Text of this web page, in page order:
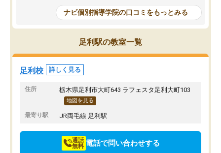
教室は少し狭い印象なので夜の時間帯
など生徒さんが多い時間帯は手狭では
ないかな？と感じます。
また駅前にあるのでアクセスは良いで
すが駐車場がないのでお迎えの際に近
隣のコインパーキングを利用または路
上駐車をするしかない点が少し不便で
方を丁寧に教えてくださ
が深まっていると感じま
熱心で、一人ひとりの苦
前より勉強に前向きに取
りたいと思える塾です。
ナビ個別指導学院の口コミをもっとみる
足利駅の教室一覧
足利校 詳しく見る
住所 栃木県足利市大町643 ラフェスタ足利大町103
地図を見る
最寄り駅 JR両毛線 足利駅
通話
無料 電話で問い合わせする